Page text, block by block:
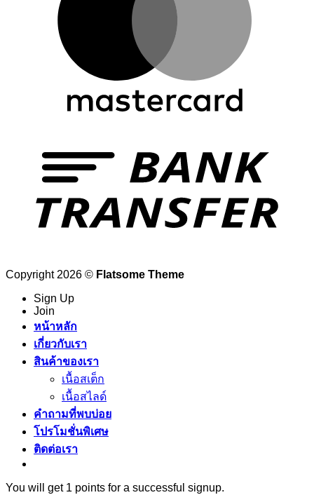
Copyright 2026 © Flatsome Theme
Sign Up
Join
หน้าหลัก
เกี่ยวกับเรา
สินค้าของเรา
เนื้อสเต็ก
เนื้อสไลด์
คำถามที่พบบ่อย
โปรโมชั่นพิเศษ
ติดต่อเรา
You will get 1 points for a successful signup.